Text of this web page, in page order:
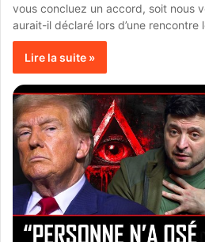
vous concluez un accord, soit nous
aurait-il déclaré lors d’une rencontre
Lire la suite »